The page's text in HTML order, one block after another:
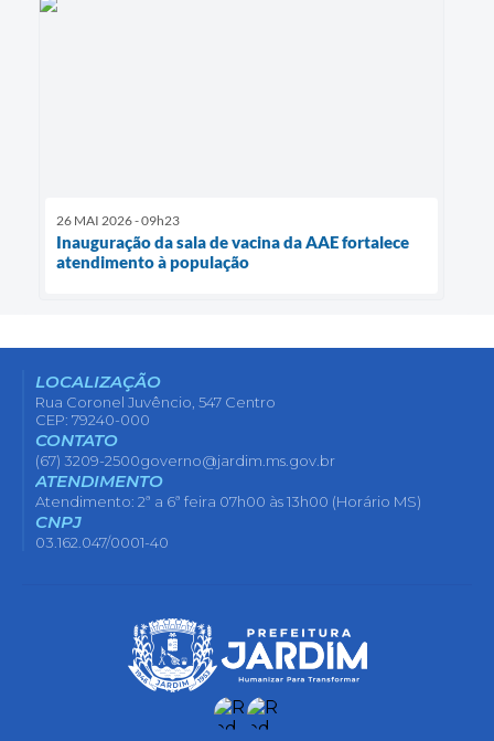
26 MAI 2026 - 09h23
Inauguração da sala de vacina da AAE fortalece
atendimento à população
LOCALIZAÇÃO
Rua Coronel Juvêncio, 547 Centro
CEP: 79240-000
CONTATO
(67) 3209-2500governo@jardim.ms.gov.br
ATENDIMENTO
Atendimento: 2ª a 6ª feira 07h00 às 13h00 (Horário MS)
CNPJ
03.162.047/0001-40